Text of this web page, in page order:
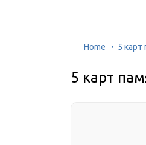
Home 5 карт
5 карт